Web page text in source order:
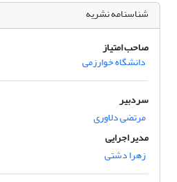
شناسنامه نشریه
صاحب امتیاز
دانشگاه خوارزمی
سردبیر
مرتضی دلاوری
مدیر اجرایی
زهرا دشتی